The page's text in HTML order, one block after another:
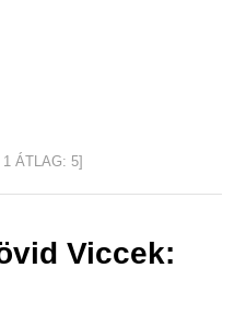
1 ÁTLAG:5]
Viccek: